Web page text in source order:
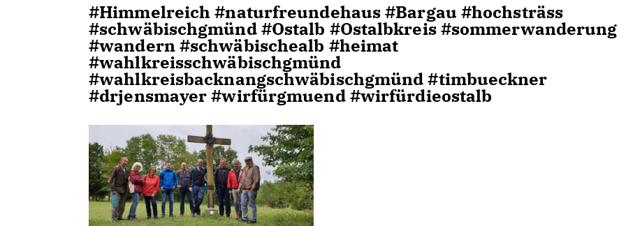
#Himmelreich #naturfreundehaus #Bargau #hochsträss
#schwäbischgmünd #Ostalb #Ostalbkreis #sommerwanderung
#wandern #schwäbischealb #heimat
#wahlkreisschwäbischgmünd
#wahlkreisbacknangschwäbischgmünd #timbueckner
#drjensmayer #wirfürgmuend #wirfürdieostalb